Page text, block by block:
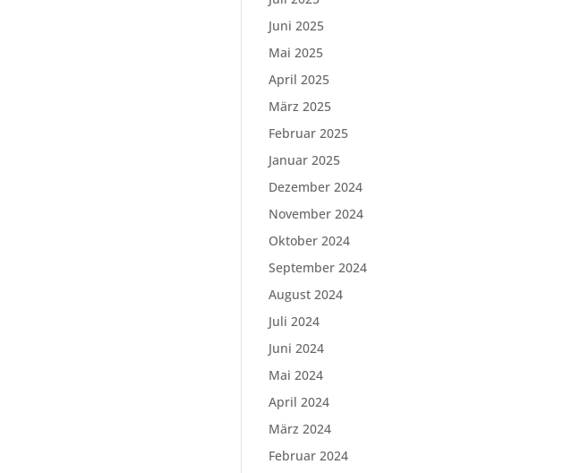
Juni 2025
Mai 2025
April 2025
März 2025
Februar 2025
Januar 2025
Dezember 2024
November 2024
Oktober 2024
September 2024
August 2024
Juli 2024
Juni 2024
Mai 2024
April 2024
März 2024
Februar 2024